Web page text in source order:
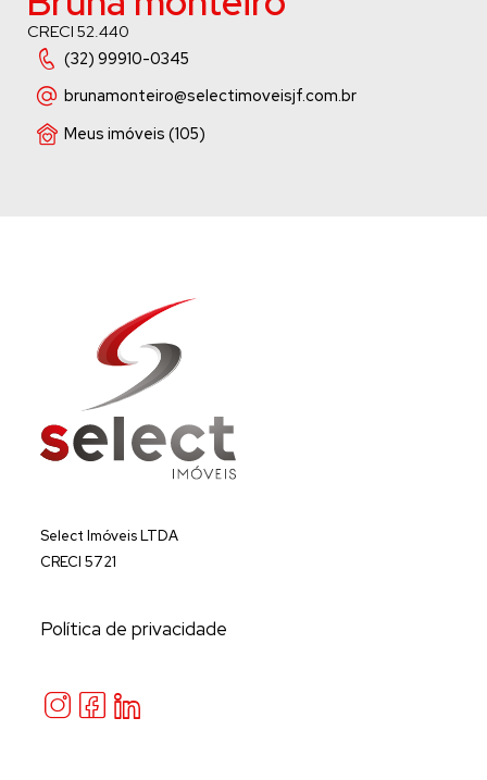
CRECI 52.440
(32) 99910-0345
brunamonteiro@selectimoveisjf.com.br
Meus imóveis (105)
Select Imóveis LTDA
CRECI 5721
Política de privacidade